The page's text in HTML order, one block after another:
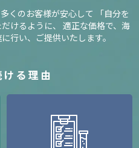
くのお客様が安心して
「自分を
けるように、 適正な価格で、海
行い、ご提供いたします。
る理由